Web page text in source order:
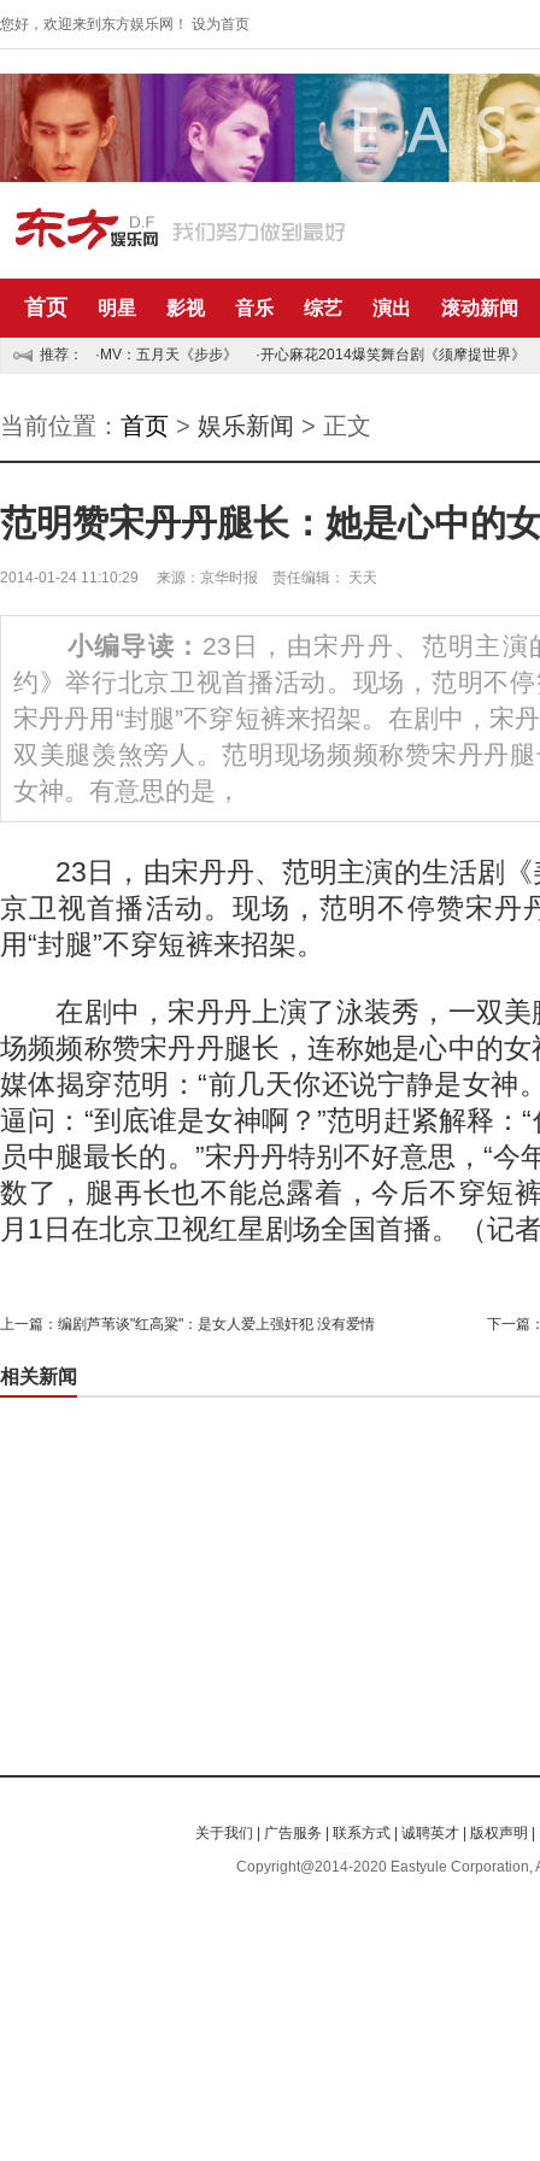
您好，欢迎来到东方娱乐网！ 设为首页
首页 明星 影视 音乐 综艺 演出 滚动新闻
推荐： ·MV：五月天《步步》 ·开心麻花2014爆笑舞台剧《须摩提世界》
当前位置： 首页 > 娱乐新闻 > 正文
范明赞宋丹丹腿长：她是心中的
2014-01-24 11:10:29 来源：京华时报 责任编辑： 天天
小编导读： 23日，由宋丹丹、范明主演
约》举行北京卫视首播活动。现场，范明不
宋丹丹用“封腿”不穿短裤来招架。在剧中，宋
双美腿羡煞旁人。范明现场频频称赞宋丹丹
女神。有意思的是，
23日，由宋丹丹、范明主演的生活剧《
京卫视首播活动。现场，范明不停赞宋丹
用“封腿”不穿短裤来招架。
在剧中，宋丹丹上演了泳装秀，一双美
场频频称赞宋丹丹腿长，连称她是心中的
媒体揭穿范明：“前几天你还说宁静是女神
逼问：“到底谁是女神啊？”范明赶紧解释：
员中腿最长的。”宋丹丹特别不好意思，“今
数了，腿再长也不能总露着，今后不穿短裤
月1日在北京卫视红星剧场全国首播。（记
上一篇： 编剧芦苇谈"红高粱"：是女人爱上强奸犯 没有爱情 下一篇
相关新闻
关于我们 广告服务 |联系方式 |诚聘英才 版权声明
Copyright@2014-2020 Eastyule